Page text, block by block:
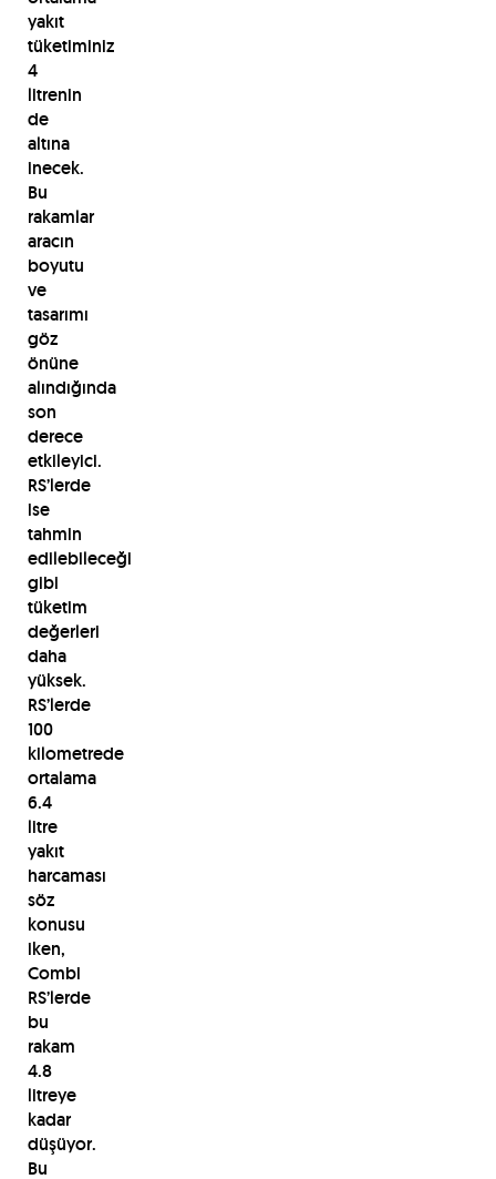
yakıt
tüketiminiz
4
litrenin
de
altına
inecek.
Bu
rakamlar
aracın
boyutu
ve
tasarımı
göz
önüne
alındığında
son
derece
etkileyici.
RS’lerde
ise
tahmin
edilebileceği
gibi
tüketim
değerleri
daha
yüksek.
RS’lerde
100
kilometrede
ortalama
6.4
litre
yakıt
harcaması
söz
konusu
iken,
Combi
RS’lerde
bu
rakam
4.8
litreye
kadar
düşüyor.
Bu